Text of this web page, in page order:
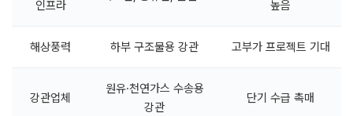
인프라
높음
해상풍력 하부 구조물용 강관 고부가 프로젝트 기대
강관업체
원유·천연가스 수송용
강관
단기 수급 촉매